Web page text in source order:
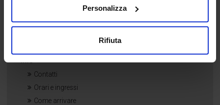
Personalizza
Rifiuta
Comunicati Stampa
Info
Contatti
Orari e ingressi
Come arrivare